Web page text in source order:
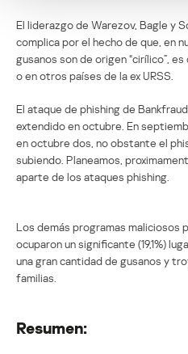
El liderazgo de Warezov, Bagle y
complica por el hecho de que, en
gusanos son de origen “cirílico”,
o en otros países de la ex URSS.
El ataque de phishing de
extendido en octubre. En
en octubre dos, no obstante el
subiendo. Planeamos,
aparte de los ataques phishing.
Los demás programas
ocuparon un significante (19,1%)
una gran cantidad de gusanos y
familias.
Resumen: